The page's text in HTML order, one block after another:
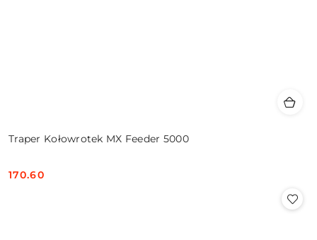
Traper Kołowrotek MX Feeder 5000
Cena:
170.60